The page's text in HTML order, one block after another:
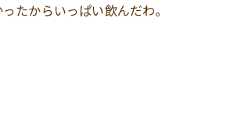
たからいっぱい飲んだわ。